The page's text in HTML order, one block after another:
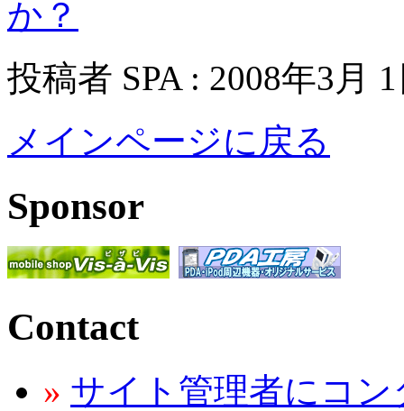
か？
投稿者 SPA : 2008年3月
メインページに戻る
Sponsor
Contact
» サイト管理者にコン